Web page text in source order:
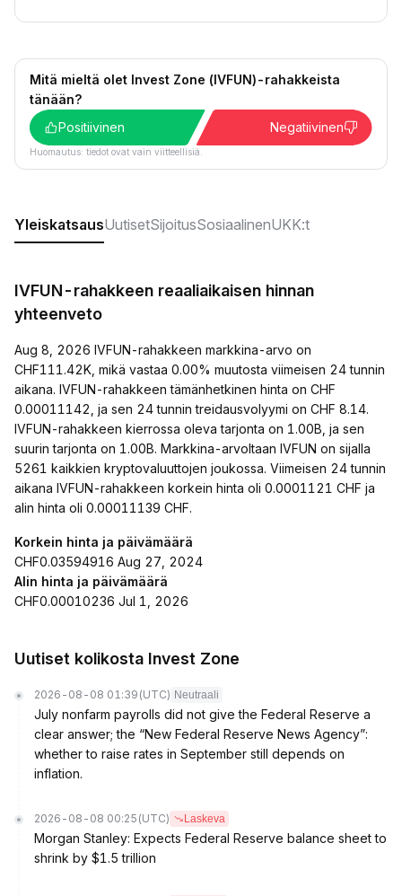
Mitä mieltä olet Invest Zone (IVFUN)-rahakkeista
tänään?
Positiivinen
Negatiivinen
Huomautus: tiedot ovat vain viitteellisiä.
YleiskatsausUutisetSijoitusSosiaalinenUKK:t
IVFUN-rahakkeen reaaliaikaisen hinnan
yhteenveto
Aug 8, 2026 IVFUN-rahakkeen markkina-arvo on
CHF111.42K, mikä vastaa 0.00% muutosta viimeisen 24 tunnin
aikana. IVFUN-rahakkeen tämänhetkinen hinta on CHF
0.00011142, ja sen 24 tunnin treidausvolyymi on CHF 8.14.
IVFUN-rahakkeen kierrossa oleva tarjonta on 1.00B, ja sen
suurin tarjonta on 1.00B. Markkina-arvoltaan IVFUN on sijalla
5261 kaikkien kryptovaluuttojen joukossa. Viimeisen 24 tunnin
aikana IVFUN-rahakkeen korkein hinta oli 0.0001121 CHF ja
alin hinta oli 0.00011139 CHF.
Korkein hinta ja päivämäärä
CHF0.03594916 Aug 27, 2024
Alin hinta ja päivämäärä
CHF0.00010236 Jul 1, 2026
Uutiset kolikosta Invest Zone
2026-08-08 01:39 (UTC) Neutraali
July nonfarm payrolls did not give the Federal Reserve a
clear answer; the “New Federal Reserve News Agency”:
whether to raise rates in September still depends on
inflation.
2026-08-08 00:25 (UTC) Laskeva
Morgan Stanley: Expects Federal Reserve balance sheet to
shrink by $1.5 trillion